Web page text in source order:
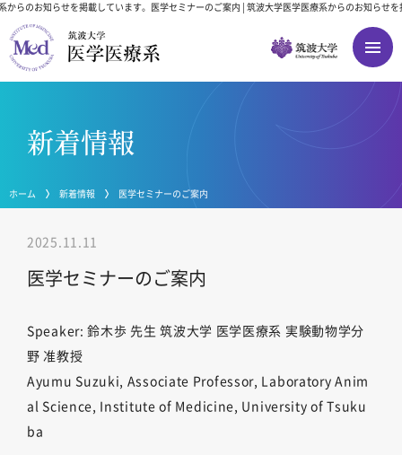
らのお知らせを掲載しています。医学セミナーのご案内 | 筑波大学医学医療系からのお知らせを
新着情報
ホーム 新着情報 医学セミナーのご案内
2025.11.11
医学セミナーのご案内
Speaker: 鈴木歩 先生 筑波大学 医学医療系 実験動物学分
野 准教授
Ayumu Suzuki, Associate Professor, Laboratory Anim
al Science, Institute of Medicine, University of Tsuku
ba